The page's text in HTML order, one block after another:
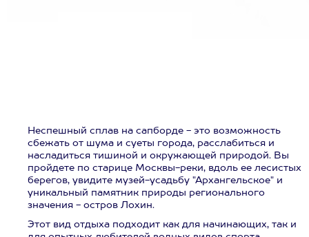
Неспешный сплав на сапборде - это возможность
сбежать от шума и суеты города, расслабиться и
насладиться тишиной и окружающей природой. Вы
пройдете по старице Москвы-реки, вдоль ее лесистых
берегов, увидите музей-усадьбу "Архангельское" и
уникальный памятник природы регионального
значения - остров Лохин.
Этот вид отдыха подходит как для начинающих, так и